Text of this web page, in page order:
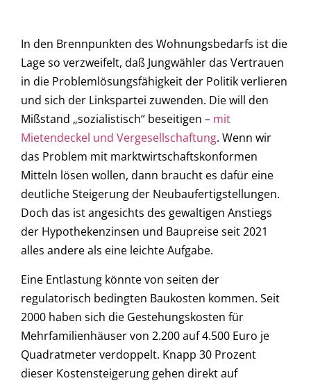
In den Brennpunkten des Wohnungsbedarfs ist die
Lage so verzweifelt, daß Jungwähler das Vertrauen
in die Problemlösungsfähigkeit der Politik verlieren
und sich der Linkspartei zuwenden. Die will den
Mißstand „sozialistisch“ beseitigen – mit
Mietendeckel und Vergesellschaftung. Wenn wir
das Problem mit marktwirtschaftskonformen
Mitteln lösen wollen, dann braucht es dafür eine
deutliche Steigerung der Neubaufertigstellungen.
Doch das ist angesichts des gewaltigen Anstiegs
der Hypothekenzinsen und Baupreise seit 2021
alles andere als eine leichte Aufgabe.
Eine Entlastung könnte von seiten der
regulatorisch bedingten Baukosten kommen. Seit
2000 haben sich die Gestehungskosten für
Mehrfamilienhäuser von 2.200 auf 4.500 Euro je
Quadratmeter verdoppelt. Knapp 30 Prozent
dieser Kostensteigerung gehen direkt auf